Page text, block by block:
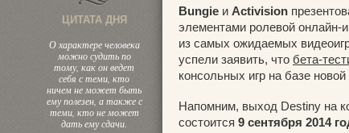
ЦИТАТА ДНЯ
О характере человека
можно судить по
тому, как он ведет
себя с теми, кто
ничем не может быть
ему полезен, а также с
теми, кто не может
дать ему сдачи.
Bungie и Activision
элементами ролевой онлайн-
из самых ожидаемых
успели заявить, что бета-
консольных игр на базе
Напомним, выход Destiny на
состоится 9 сентября 2014